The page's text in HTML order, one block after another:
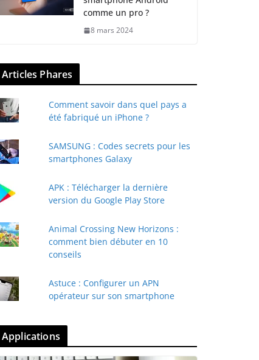
comme un pro ?
8 mars 2024
Articles Phares
Comment savoir dans quel pays a
été fabriqué un iPhone ?
SAMSUNG : Codes secrets pour les
smartphones Galaxy
APK : Télécharger la dernière
version du Google Play Store
Animal Crossing New Horizons :
comment bien débuter en 10
conseils
Astuce : Configurer un APN
opérateur sur son smartphone
Applications